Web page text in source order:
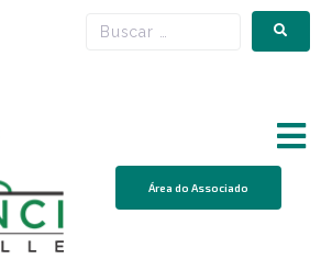
Área do Associado